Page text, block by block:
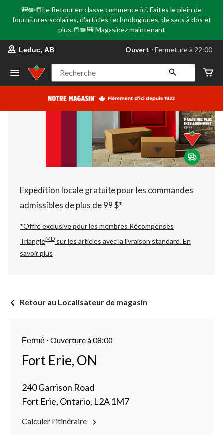
🎒✏️📒Le Retour en classe commence ici. Faites le plein de
fournitures scolaires, d'articles technologiques, de sacs à dos et
plus.📒✏️🎒 Magasinez maintenant
votre
préféré
Leduc,
AB,
courament
Fermeture
à
22:00
cliquer
pour
changer
Leduc, AB Ouvert ⋅ Fermeture à 22:00
Recherche
Expédition locale gratuite pour les commandes
admissibles de plus de 99 $*
*Offre exclusive pour les membres Récompenses
TriangleMD sur les articles avec la livraison standard.En
savoir plus
Retour au Localisateur de magasin
Fermé ⋅Ouverture à 08:00
Fort Erie, ON
240 Garrison Road
Fort Erie, Ontario, L2A 1M7
Calculer l'itinéraire